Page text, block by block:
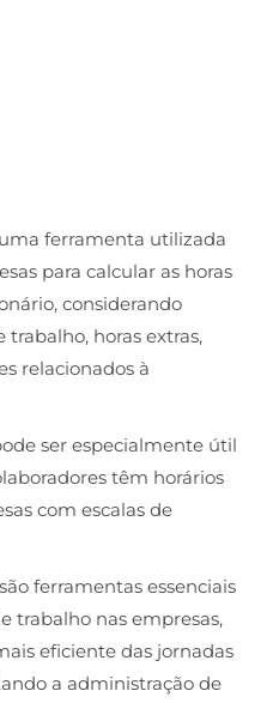
ferramenta utilizada
para calcular as horas
considerando
horas extras,
relacionados à
ser especialmente útil
têm horários
com escalas de
ferramentas essenciais
trabalho nas empresas,
eficiente das jornadas
a administração de